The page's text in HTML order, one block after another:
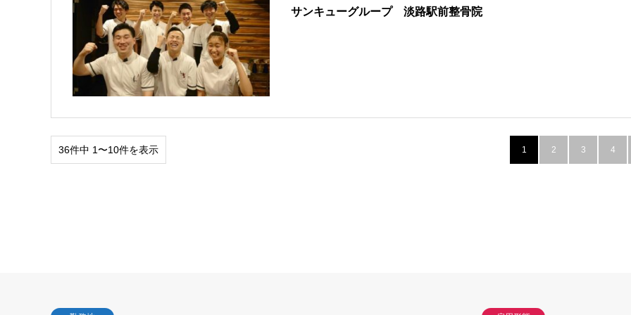
サンキューグループ 淡路駅前整骨院
36件中 1〜10件を表示 1 2 3 4